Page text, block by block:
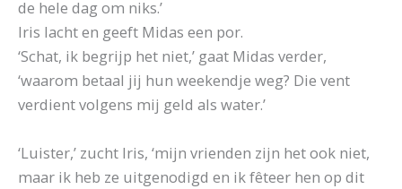
de hele dag om niks.’
Iris lacht en geeft Midas een por.
‘Schat, ik begrijp het niet,’ gaat Midas verder,
‘waarom betaal jij hun weekendje weg? Die vent
verdient volgens mij geld als water.’
‘Luister,’ zucht Iris, ‘mijn vrienden zijn het ook niet,
maar ik heb ze uitgenodigd en ik fêteer hen op dit